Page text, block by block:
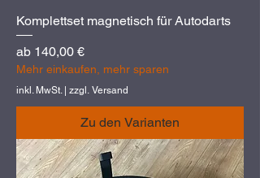
Komplettset magnetisch für Autodarts
ab 140,00 €
Sale-Preis
Mehr einkaufen, mehr sparen
inkl. MwSt.| zzgl. Versand
Zu den Varianten